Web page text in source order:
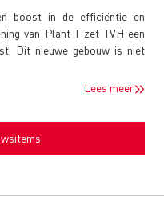
boost in de efficiëntie en
van Plant T zet TVH een
Dit nieuwe gebouw is niet
Lees meer